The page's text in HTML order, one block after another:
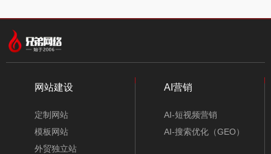
网站建设
定制网站
模板网站
外贸独立站
AI营销
AI-短视频营销
AI-搜索优化（GEO）